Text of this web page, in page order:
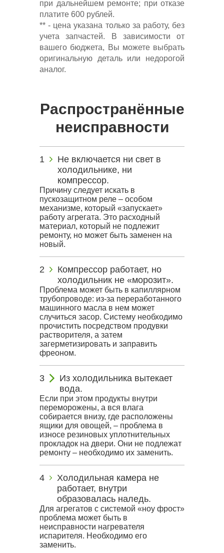
при дальнейшем ремонте; при отказе
платите 600 рублей.
** - цена указана только за работу, без
учета запчастей. В зависимости от
вашего бюджета, Вы можете выбрать
оригинальную деталь или недорогой
аналог.
Распространённые
неисправности
Не включается ни свет в
холодильнике, ни
компрессор.
Причину следует искать в
пускозащитном реле – особом
механизме, который «запускает»
работу агрегата. Это расходный
материал, который не подлежит
ремонту, но может быть заменен на
новый.
Компрессор работает, но
холодильник не «морозит».
Проблема может быть в капиллярном
трубопроводе: из-за переработанного
машинного масла в нем может
случиться засор. Систему необходимо
прочистить посредством продувки
растворителя, а затем
загерметизировать и заправить
фреоном.
Из холодильника вытекает
вода.
Если при этом продукты внутри
переморожены, а вся влага
собирается внизу, где расположены
ящики для овощей, – проблема в
износе резиновых уплотнительных
прокладок на двери. Они не подлежат
ремонту – необходимо их заменить.
Холодильная камера не
работает, внутри
образовалась наледь.
Для агрегатов с системой «ноу фрост»
проблема может быть в
неисправности нагревателя
испарителя. Необходимо его
заменить.